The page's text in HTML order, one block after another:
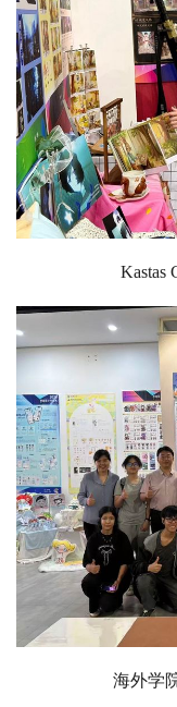
Kastas
海外学